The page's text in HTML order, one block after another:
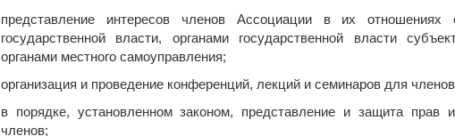
представление интересов членов Ассоциации в их
государственной власти, органами государственной власти
органами местного самоуправления;
организация и проведение конференций, лекций и семинаров для
в порядке, установленном законом, представление и защита прав
членов;